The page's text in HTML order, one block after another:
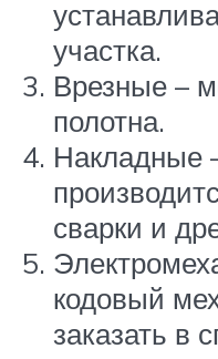
участка.
Врезные –
полотна.
Накладные
сварки и
кодовый
заказать в